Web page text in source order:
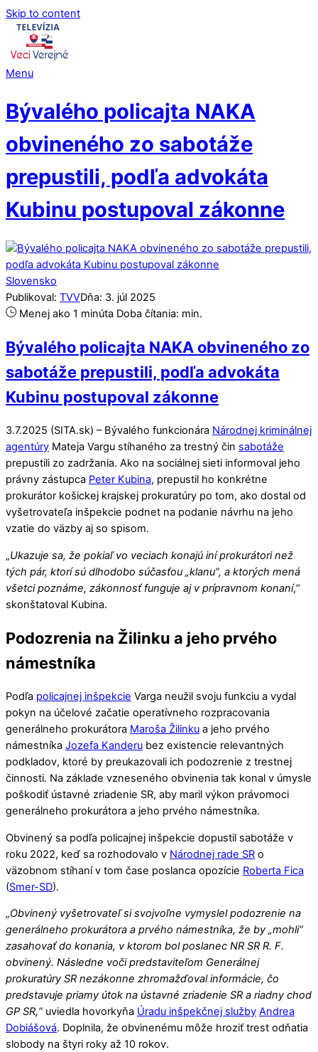
Skip to content
Menu
Bývalého policajta NAKA
obvineného zo sabotáže
prepustili, podľa advokáta
Kubinu postupoval zákonne
Slovensko
Publikoval: TVVDňa: 3. júl 2025
Menej ako 1 minúta Doba čítania: min.
Bývalého policajta NAKA obvineného zo
sabotáže prepustili, podľa advokáta
Kubinu postupoval zákonne
3.7.2025 (SITA.sk) – Bývalého funkcionára Národnej kriminálnej
agentúry Mateja Vargu stíhaného za trestný čin sabotáže
prepustili zo zadržania. Ako na sociálnej sieti informoval jeho
právny zástupca Peter Kubina, prepustil ho konkrétne
prokurátor košickej krajskej prokuratúry po tom, ako dostal od
vyšetrovateľa inšpekcie podnet na podanie návrhu na jeho
vzatie do väzby aj so spisom.
„Ukazuje sa, že pokiaľ vo veciach konajú iní prokurátori než
tých pár, ktorí sú dlhodobo súčasťou „klanu”, a ktorých mená
všetci poznáme, zákonnosť funguje aj v prípravnom konaní,“
skonštatoval Kubina.
Podozrenia na Žilinku a jeho prvého
námestníka
Podľa policajnej inšpekcie Varga neužil svoju funkciu a vydal
pokyn na účelové začatie operatívneho rozpracovania
generálneho prokurátora Maroša Žilinku a jeho prvého
námestníka Jozefa Kanderu bez existencie relevantných
podkladov, ktoré by preukazovali ich podozrenie z trestnej
činnosti. Na základe vzneseného obvinenia tak konal v úmysle
poškodiť ústavné zriadenie SR, aby maril výkon právomoci
generálneho prokurátora a jeho prvého námestníka.
Obvinený sa podľa policajnej inšpekcie dopustil sabotáže v
roku 2022, keď sa rozhodovalo v Národnej rade SR o
väzobnom stíhaní v tom čase poslanca opozície Roberta Fica
(Smer-SD).
„Obvinený vyšetrovateľ si svojvoľne vymyslel podozrenie na
generálneho prokurátora a prvého námestníka, že by „mohli“
zasahovať do konania, v ktorom bol poslanec NR SR R. F.
obvinený. Následne voči predstaviteľom Generálnej
prokuratúry SR nezákonne zhromažďoval informácie, čo
predstavuje priamy útok na ústavné zriadenie SR a riadny chod
GP SR,“uviedla hovorkyňa Úradu inšpekčnej služby Andrea
Dobiášová. Doplnila, že obvinenému môže hroziť trest odňatia
slobody na štyri roky až 10 rokov.